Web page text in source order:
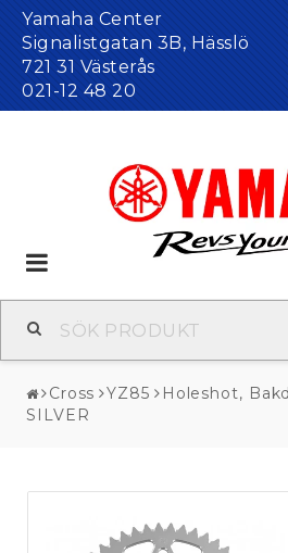
Yamaha Center
Signalistgatan 3B, Hässlö
721 31 Västerås
021-12 48 20
Toggle
navigation
Cross YZ85
Holeshot,
SILVER